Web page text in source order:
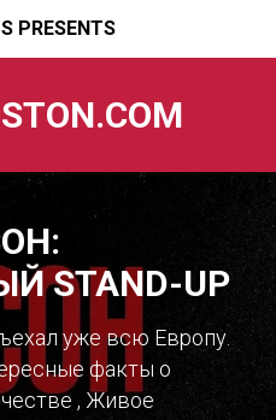
PRESENTS
STAND-UP
уже всю Европу.
факты о
, Живое